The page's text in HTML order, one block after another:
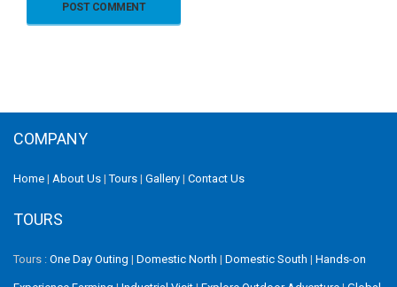
COMPANY
Home | About Us |Tours | Gallery | Contact Us
TOURS
Tours : One Day Outing | Domestic North | Domestic South | Hands-on